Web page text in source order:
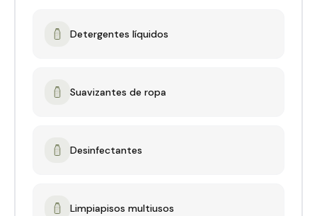
Detergentes líquidos
Suavizantes de ropa
Desinfectantes
Limpiapisos multiusos